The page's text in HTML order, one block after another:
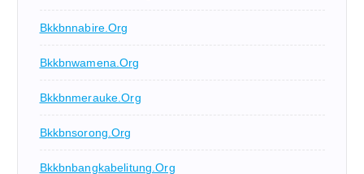
Bkkbnnabire.org
Bkkbnwamena.org
Bkkbnmerauke.org
Bkkbnsorong.org
Bkkbnbangkabelitung.org